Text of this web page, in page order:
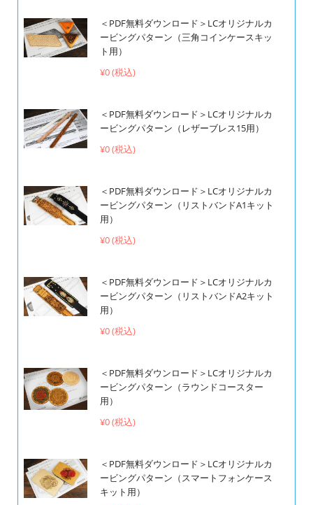
＜PDF無料ダウンロード＞LCオリジナルカ
ービングパターン（三角コインケースキッ
ト用）
¥0 (税込)
＜PDF無料ダウンロード＞LCオリジナルカ
ービングパターン（レザーブレス15用）
¥0 (税込)
＜PDF無料ダウンロード＞LCオリジナルカ
ービングパターン（リストバンドA1キット
用）
¥0 (税込)
＜PDF無料ダウンロード＞LCオリジナルカ
ービングパターン（リストバンドA2キット
用）
¥0 (税込)
＜PDF無料ダウンロード＞LCオリジナルカ
ービングパターン（ラウンドコースター
用）
¥0 (税込)
＜PDF無料ダウンロード＞LCオリジナルカ
ービングパターン（スマートフォンケース
キット用）